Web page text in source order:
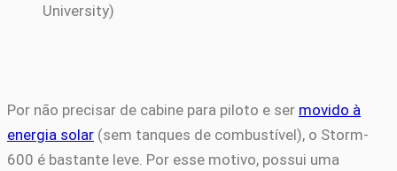
University)
Por não precisar de cabine para piloto e ser movido à
energia solar (sem tanques de combustível), o Storm-
600 é bastante leve. Por esse motivo, possui uma